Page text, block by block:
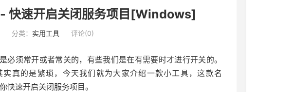
速开启关闭服务项目[Windows]
分类： 实用工具 评论(0)
须常开或者常关的，有些我们是在有需要时才进行开关的。
真的是繁琐，今天我们就为大家介绍一款小工具，这款名
快速开启关闭服务项目。